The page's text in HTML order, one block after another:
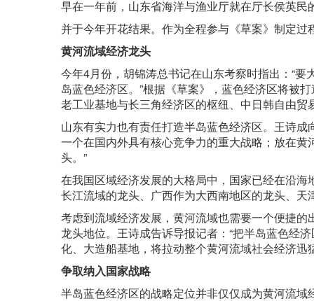
早在一年前，山东省海洋与渔业厅就在厅长侯英
并于今年开花结果。作为全程参与《草案》制定
黄河流域经济龙头
今年4月份，胡锦涛总书记在山东考察时指出：“
岛蓝色经济区。”根据《草案》，蓝色经济区将被
老工业基地与长三角经济区的枢纽、中日韩自由贸
山东有实力也有责任打造半岛蓝色经济区。王诗
一个在国内外具有核心竞争力的重大战略；放在
头。”
在我国区域经济发展的大格局中，国家已经在沿
长江流域的龙头、广西作为大西南地区的龙头、
考虑到流域经济发展，黄河流域也需要一个便捷
龙头地位。王诗成告诉导报记者：“把半岛蓝色经
化、大造船基地，将拉动整个黄河流域社会经济迅
争取纳入国家战略
半岛蓝色经济区的战略定位并非仅仅成为黄河流